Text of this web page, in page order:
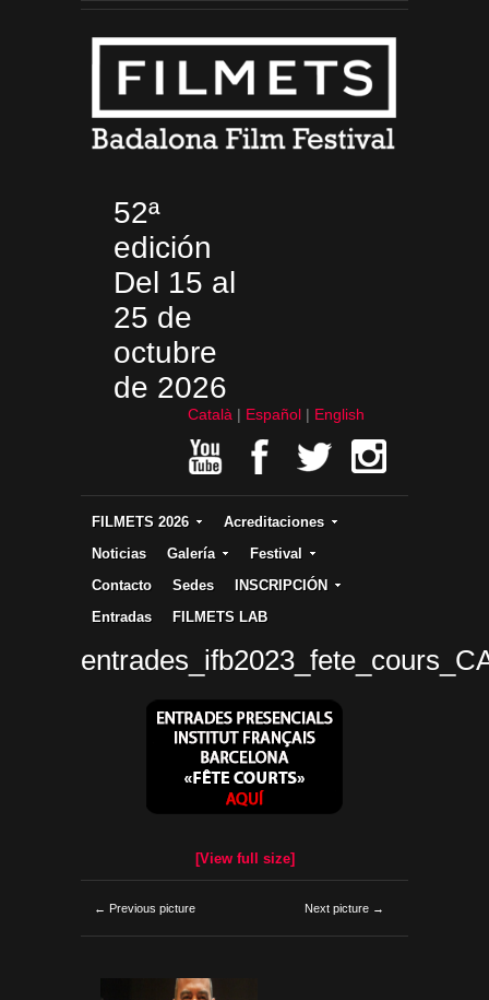
52ª
edición
Del 15 al
25 de
octubre
de 2026
Català Español English
FILMETS 2026
Acreditaciones
Noticias
Galería
Festival
Contacto
Sedes
INSCRIPCIÓN
Entradas
FILMETS LAB
[View full size]
← Previous picture Next picture →